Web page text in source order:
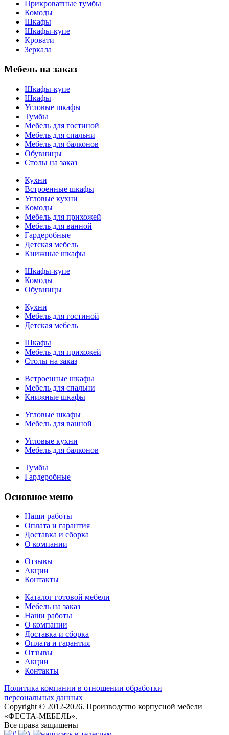
Прикроватные тумбы
Комоды
Шкафы
Шкафы-купе
Кровати
Зеркала
Мебель на заказ
Шкафы-купе
Шкафы
Угловые шкафы
Тумбы
Мебель для гостиной
Мебель для спальни
Мебель для балконов
Обувницы
Столы на заказ
Кухни
Встроенные шкафы
Угловые кухни
Комоды
Мебель для прихожей
Мебель для ванной
Гардеробные
Детская мебель
Книжные шкафы
Шкафы-купе
Комоды
Обувницы
Кухни
Мебель для гостиной
Детская мебель
Шкафы
Мебель для прихожей
Столы на заказ
Встроенные шкафы
Мебель для спальни
Книжные шкафы
Угловые шкафы
Мебель для ванной
Угловые кухни
Мебель для балконов
Тумбы
Гардеробные
Основное меню
Наши работы
Оплата и гарантия
Доставка и сборка
О компании
Отзывы
Акции
Контакты
Каталог готовой мебели
Мебель на заказ
Наши работы
О компании
Доставка и сборка
Оплата и гарантия
Отзывы
Акции
Контакты
Политика компании в отношении обработки
персональных данных
Copyright © 2012-2026. Производство корпусной мебели
«ФЕСТА-МЕБЕЛЬ».
Все права защищены